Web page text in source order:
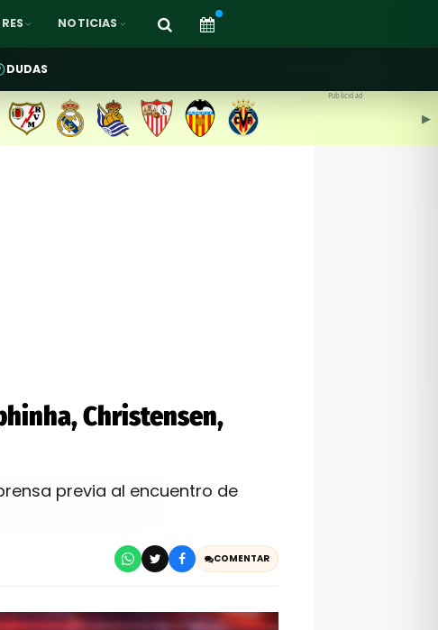
NOTICIAS
DUDAS
▶︎
Publicidad
Christensen,
previa al encuentro de
COMENTAR